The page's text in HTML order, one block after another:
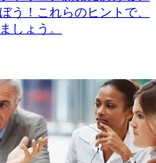
う！これらのヒントで、
しょう。